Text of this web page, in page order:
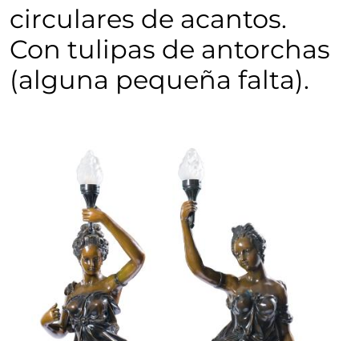
circulares de acantos.
Con tulipas de antorchas
(alguna pequeña falta).